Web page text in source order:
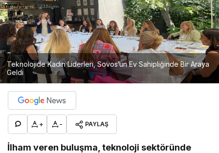
Teknolojide Kadın Liderleri, Sovos’un Ev Sahipliğinde Bir Araya
Geldi
+ - PAYLAŞ
İlham veren buluşma, teknoloji sektöründe